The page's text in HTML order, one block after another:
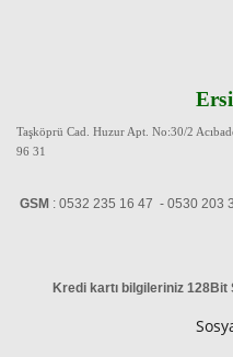
Taşköprü Cad. Huzur Apt. No:30/2
96 31
GSM : 0532 235 16 47 - 0530
Kredi kartı bilgileriniz 128Bit